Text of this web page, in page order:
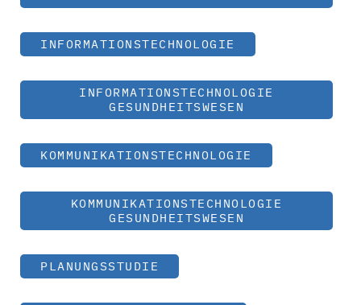
INFORMATIONSTECHNOLOGIE
INFORMATIONSTECHNOLOGIE
GESUNDHEITSWESEN
KOMMUNIKATIONSTECHNOLOGIE
KOMMUNIKATIONSTECHNOLOGIE
GESUNDHEITSWESEN
PLANUNGSSTUDIE